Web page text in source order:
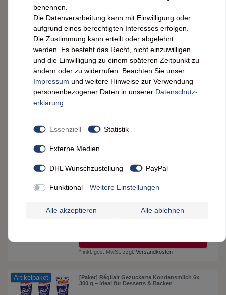
0.57 kg | 10,33 € / kg
IN DEN WARENKORB
*inkl. ges. MwSt.zzgl.Versandkosten
570g Becher, traditionell französisch
*inkl. ges. MwSt.
4,59 € *
* inkl. ges. MwSt. zzgl.Versandkosten
Artikelpaket
[Paket] Régilait Gezuckerte Kondensmilch 6x
300 g – Ideal für Desserts & Backen
benennen.
Die Datenverarbeitung kann mit Einwilligung oder
aufgrund eines berechtigten Interesses erfolgen.
Die Zustimmung kann erteilt oder abgelehnt
werden. Es besteht das Recht, nicht einzuwilligen
und die Einwilligung zu einem späteren Zeitpunkt zu
ändern oder zu widerrufen. Beachten Sie unser
Impressum und weitere Hinweise zur Verwendung
personenbezogener Daten in unserer Daten­schutz­
erklärung
Essenziell Statistik
Externe Medien
DHL Wunschzustellung PayPal
Funktional Weitere Einstellungen
Alle akzeptieren Alle ablehnen